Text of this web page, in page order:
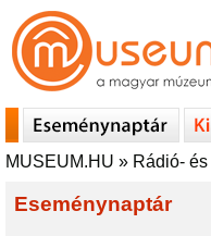
MUSEUM.HU » Rádió-
Eseménynaptár